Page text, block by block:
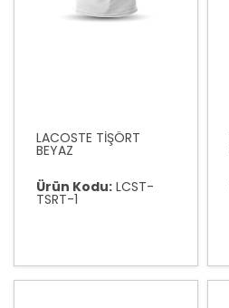
LACOSTE TİŞÖRT
BEYAZ
Ürün Kodu: LCST-
TSRT-1